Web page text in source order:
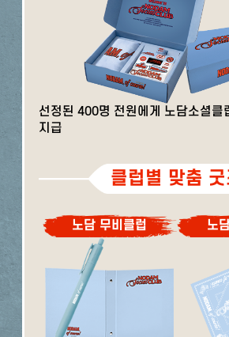
선정된 400명 전원에게 노담소셜클
지급
클럽별 맞춤 굿
노담 무비클럽 노